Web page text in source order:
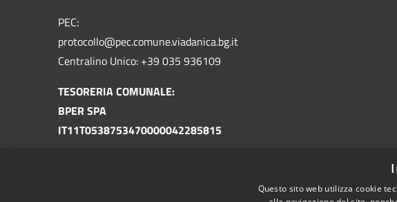
PEC:
protocollo@pec.comune.viadanica.bg.it
Centralino Unico: +39 035 936109
TESORERIA COMUNALE:
BPER SPA
IT11T0538753470000042285815
Questo sito web utilizza cookie